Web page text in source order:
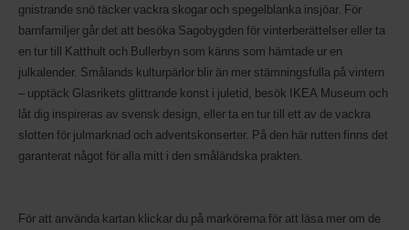
gnistrande snö täcker vackra skogar och spegelblanka insjöar. För
barnfamiljer går det att besöka Sagobygden för vinterberättelser eller ta
en tur till Katthult och Bullerbyn som känns som hämtade ur en
julkalender. Smålands kulturpärlor blir än mer stämningsfulla på vintern
– upptäck Glasrikets glittrande konst i juletid, besök IKEA Museum och
låt dig inspireras av svensk design, eller ta en tur till ett av de vackra
slotten för julmarknad och adventskonserter. På den här rutten finns det
garanterat något för alla mitt i den småländska prakten.
För att använda kartan klickar du på markörerna för att läsa mer om de